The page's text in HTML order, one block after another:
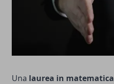
Una laurea in matematica